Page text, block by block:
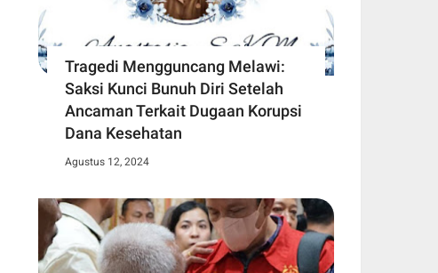
Tragedi Mengguncang Melawi:
Saksi Kunci Bunuh Diri Setelah
Ancaman Terkait Dugaan Korupsi
Dana Kesehatan
Agustus 12, 2024